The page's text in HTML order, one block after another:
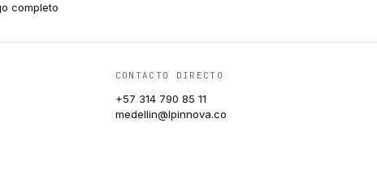
completo
CONTACTO DIRECTO
+57 314 790 85 11
medellin@lpinnova.co